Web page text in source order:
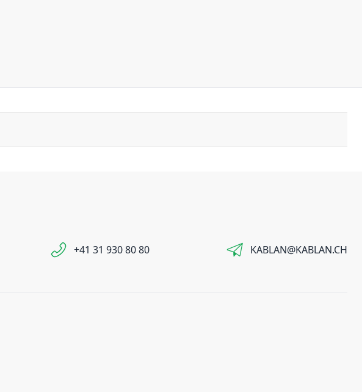
+41 31 930 80 80 KABLAN@KABLAN.CH